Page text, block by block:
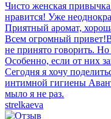
Чисто женская
нравится! Уже
Приятный аромат,
Всем огромный
не принято говорить.
Особенно, если от них
Сегодня я хочу
интимной гигиены
мыло я не раз.
strelkaeva